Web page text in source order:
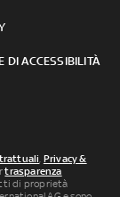
DI ACCESSIBILITÀ
Privacy &
trasparenza
di proprietà